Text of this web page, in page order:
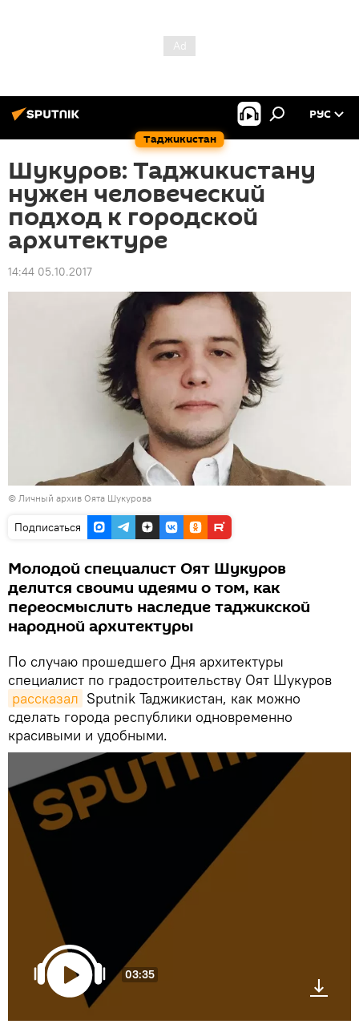
Таджикистан
РУС
Шукуров: Таджикистану
нужен человеческий
подход к городской
архитектуре
14:44 05.10.2017
© Личный архив Оята Шукурова
Подписаться
Молодой специалист Оят Шукуров
делится своими идеями о том, как
переосмыслить наследие таджикской
народной архитектуры
По случаю прошедшего Дня архитектуры
специалист по градостроительству Оят Шукуров
рассказал Sputnik Таджикистан, как можно
сделать города республики одновременно
красивыми и удобными.
03:35